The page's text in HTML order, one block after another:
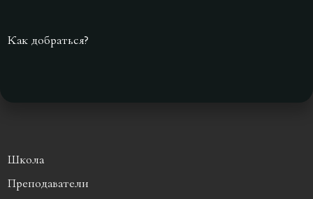
Как добраться?
Школа
Преподаватели